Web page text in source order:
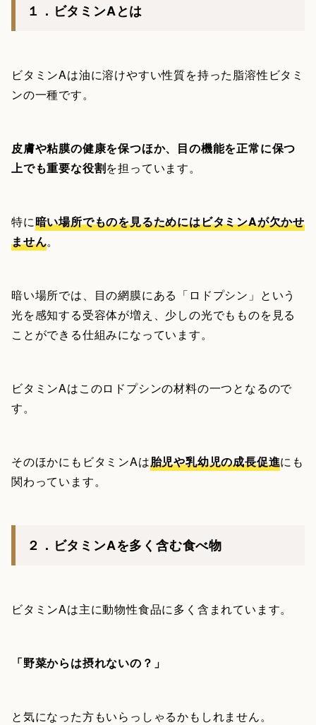
１．ビタミンAとは
ビタミンAは油に溶けやすい性質を持った脂溶性ビタミ
ンの一種です。
皮膚や粘膜の健康を保つほか、目の機能を正常に保つ
上でも重要な役割を担っています。
特に暗い場所でものを見るためにはビタミンAが欠かせ
ません。
暗い場所では、目の網膜にある「ロドプシン」という
光を感知する受容体が増え、少しの光でもものを見る
ことができる仕組みになっています。
ビタミンAはこのロドプシンの材料の一つとなるので
す。
そのほかにもビタミンAは胎児や乳幼児の成長促進にも
関わっています。
２．ビタミンAを多く含む食べ物
ビタミンAは主に動物性食品に多く含まれています。
「野菜からは摂れないの？」
と気になった方もいらっしゃるかもしれません。